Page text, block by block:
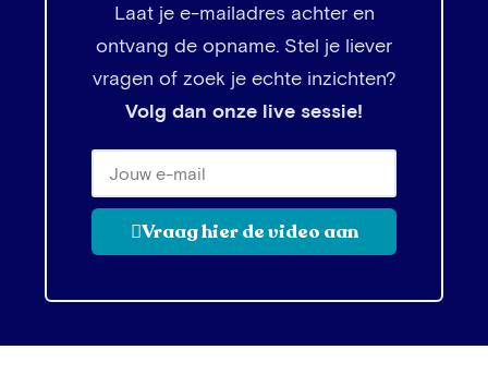
Laat je e-mailadres achter en
ontvang de opname. Stel je liever
vragen of zoek je echte inzichten?
Volg dan onze live sessie!
Vraag hier de video aan